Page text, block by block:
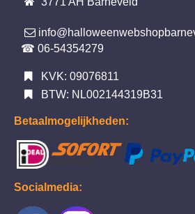
☎ 06-54354279
KVK: 09076811
BTW: NL002144319B31
Betaalmogelijkheden:
Socialmedia: